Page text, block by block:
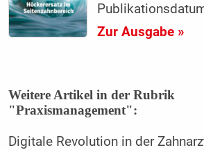
Zur Ausgabe »
Weitere Artikel in der Rubrik
"Praxismanagement":
Digitale Revolution in der